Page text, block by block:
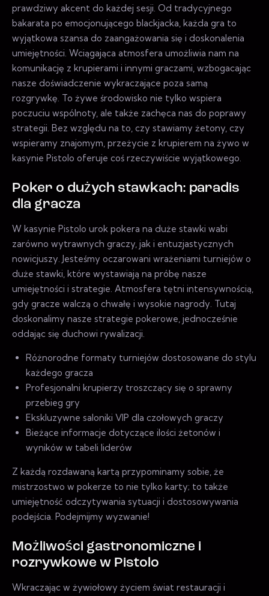
prawdziwy akcent do każdej sesji. Od tradycyjnego
bakarata po emocjonującego blackjacka, każda gra to
wyjątkowa szansa do zaangażowania się i doskonalenia
umiejętności. Wciągająca atmosfera umożliwia nam na
komunikację z krupierami i innymi graczami, wzbogacając
nasze doświadczenie wykraczające poza samą
rozgrywkę. To żywe środowisko nie tylko wspiera
poczuciu wspólnoty, ale także zachęca nas do poprawy
strategii. Bez względu na to, czy stawiamy żetony, czy
wspieramy znajomym, przeżycie z krupierem na żywo w
kasynie Pistolo oferuje coś rzeczywiście wyjątkowego.
Poker o dużych stawkach: paradis
dla gracza
W kasynie Pistolo urok pokera na duże stawki wabi
zarówno wytrawnych graczy, jak i entuzjastycznych
nowicjuszy. Jesteśmy oczarowani wrażeniami turniejów o
duże stawki, które wystawiają na próbę nasze
umiejętności i strategie. Atmosfera tętni intensywnością,
gdy gracze walczą o chwałę i wysokie nagrody. Tutaj
doskonalimy nasze strategie pokerowe, jednocześnie
oddając się duchowi rywalizacji.
Różnorodne formaty turniejów dostosowane do stylu
każdego gracza
Profesjonalni krupierzy troszczący się o sprawny
przebieg gry
Ekskluzywne saloniki VIP dla czołowych graczy
Bieżące informacje dotyczące ilości żetonów i
wyników w tabeli liderów
Z każdą rozdawaną kartą przypominamy sobie, że
mistrzostwo w pokerze to nie tylko karty; to także
umiejętność odczytywania sytuacji i dostosowywania
podejścia. Podejmijmy wyzwanie!
Możliwości gastronomiczne i
rozrywkowe w Pistolo
Wkraczając w żywiołowy życiem świat restauracji i